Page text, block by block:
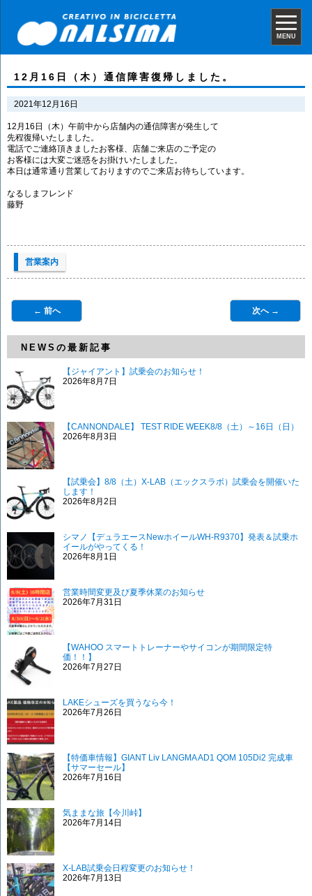
MENU
12月16日（木）通信障害復帰しました。
2021年12月16日
12月16日（木）午前中から店舗内の通信障害が発生して
先程復帰いたしました。
電話でご連絡頂きましたお客様、店舗ご来店のご予定の
お客様には大変ご迷惑をお掛けいたしました。
本日は通常通り営業しておりますのでご来店お待ちしています。
なるしまフレンド
藤野
営業案内
← 前へ 次へ →
NEWSの最新記事
【ジャイアント】試乗会のお知らせ！
2026年8月7日
【CANNONDALE】 TEST RIDE WEEK8/8（土）～16日（日）
2026年8月3日
【試乗会】8/8（土）X-LAB（エックスラボ）試乗会を開催いた
します！
2026年8月2日
シマノ【デュラエースNewホイールWH-R9370】発表＆試乗ホ
イールがやってくる！
2026年8月1日
営業時間変更及び夏季休業のお知らせ
2026年7月31日
【WAHOO スマートトレーナーやサイコンが期間限定特
価！！】
2026年7月27日
LAKEシューズを買うなら今！
2026年7月26日
【特価車情報】GIANT Liv LANGMA AD1 QOM 105Di2 完成車
【サマーセール】
2026年7月16日
気ままな旅【今川峠】
2026年7月14日
X-LAB試乗会日程変更のお知らせ！
2026年7月13日